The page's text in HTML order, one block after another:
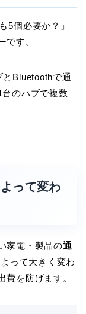
5個必要か？」
です。
Bluetoothで通
のハブで複数
って変わ
家電・製品の通
って大きく変わ
費を防げます。